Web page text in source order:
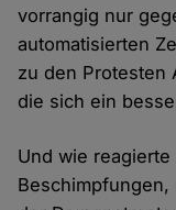
vorrangig nur
automatisierten
zu den Protesten
die sich ein
Und wie
Beschimpfungen,